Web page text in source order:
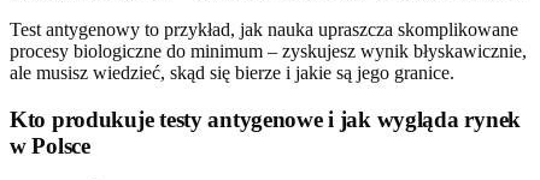
Test antygenowy to przykład, jak nauka upraszcza skomplikowane
procesy biologiczne do minimum – zyskujesz wynik błyskawicznie,
ale musisz wiedzieć, skąd się bierze i jakie są jego granice.
Kto produkuje testy antygenowe i jak wygląda rynek
w Polsce